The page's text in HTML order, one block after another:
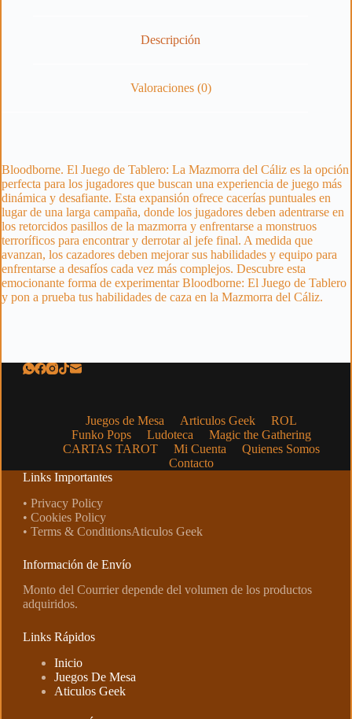
Descripción
Valoraciones (0)
Bloodborne. El Juego de Tablero: La Mazmorra del Cáliz es la opción
perfecta para los jugadores que buscan una experiencia de juego más
dinámica y desafiante. Esta expansión ofrece cacerías puntuales en
lugar de una larga campaña, donde los jugadores deben adentrarse en
los retorcidos pasillos de la mazmorra y enfrentarse a monstruos
terroríficos para encontrar y derrotar al jefe final. A medida que
avanzan, los cazadores deben mejorar sus habilidades y equipo para
enfrentarse a desafíos cada vez más complejos. Descubre esta
emocionante forma de experimentar Bloodborne: El Juego de Tablero
y pon a prueba tus habilidades de caza en la Mazmorra del Cáliz.
Juegos de Mesa Articulos Geek
ROL
Funko Pops
Ludoteca
Magic the Gathering
CARTAS TAROT
Mi Cuenta
Quienes Somos
Contacto
Links Importantes
• Privacy Policy
• Cookies Policy
• Terms & ConditionsAticulos Geek
Información de Envío
Monto del Courrier depende del volumen de los productos
adquiridos.
Links Rápidos
Inicio
Juegos De Mesa
Aticulos Geek